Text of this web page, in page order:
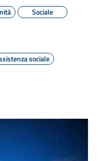
Sociale
sociale